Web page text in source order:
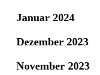
Januar 2024
Dezember 2023
November 2023